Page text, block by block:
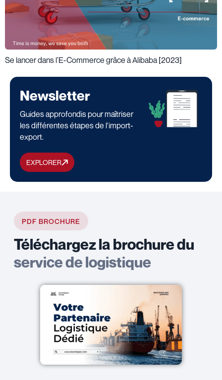
Se lancer dans l’E-Commerce grâce à Alibaba [2023]
Newsletter
Guides approfondis pour maîtriser
les différentes étapes de l'import-
export.
EXPLORER
PDF BROCHURE
Téléchargez la brochure du
service de logistique